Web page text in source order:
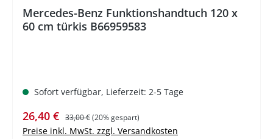
Mercedes-Benz Funktionshandtuch 120 x
60 cm türkis B66959583
Sofort verfügbar, Lieferzeit: 2-5 Tage
Verkaufspreis:
26,40 € Regulärer Preis:
33,00 €(20% gespart)
Preise inkl. MwSt. zzgl. Versandkosten